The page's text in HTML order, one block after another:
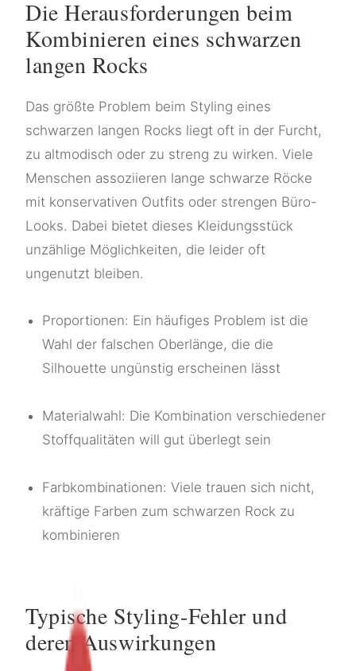
Die Herausforderungen beim
Kombinieren eines schwarzen
langen Rocks
Das größte Problem beim Styling eines
schwarzen langen Rocks liegt oft in der Furcht,
zu altmodisch oder zu streng zu wirken. Viele
Menschen assoziieren lange schwarze Röcke
mit konservativen Outfits oder strengen Büro-
Looks. Dabei bietet dieses Kleidungsstück
unzählige Möglichkeiten, die leider oft
ungenutzt bleiben.
Proportionen: Ein häufiges Problem ist die
Wahl der falschen Oberlänge, die die
Silhouette ungünstig erscheinen lässt
Materialwahl: Die Kombination verschiedener
Stoffqualitäten will gut überlegt sein
Farbkombinationen: Viele trauen sich nicht,
kräftige Farben zum schwarzen Rock zu
kombinieren
Typische Styling-Fehler und
deren Auswirkungen